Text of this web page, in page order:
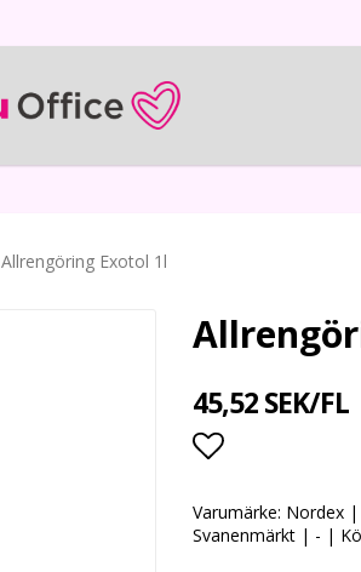
Allrengöring Exotol 1l
45,52 SEK/FL
Varumärke: Nordex
Svanenmärkt | - |